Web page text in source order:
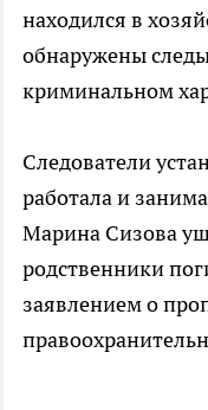
находился в
обнаружены
криминальном
Следователи
работала и
Марина Сизова
родственники
заявлением о